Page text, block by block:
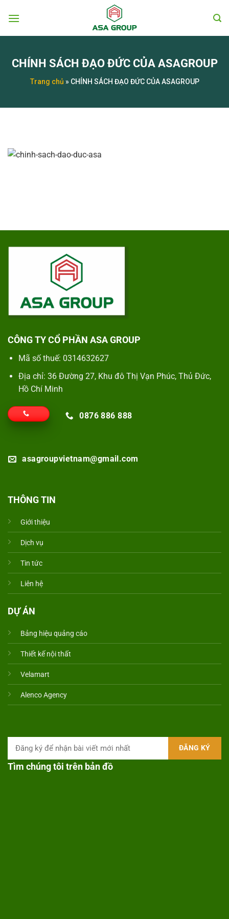
đến
CHÍNH SÁCH ĐẠO ĐỨC CỦA ASAGROUP
Trang chủ » CHÍNH SÁCH ĐẠO ĐỨC CỦA ASAGROUP
CÔNG TY CỔ PHẦN ASA GROUP
Mã số thuế: 0314632627
Địa chỉ: 36 Đường 27, Khu đô Thị Vạn Phúc, Thủ Đức,
Hồ Chí Minh
0876 886 888
asagroupvietnam@gmail.com
THÔNG TIN
Giới thiệu
Dịch vụ
Tin tức
Liên hệ
DỰ ÁN
Bảng hiệu quảng cáo
Thiết kế nội thất
Velamart
Alenco Agency
Tìm chúng tôi trên bản đồ